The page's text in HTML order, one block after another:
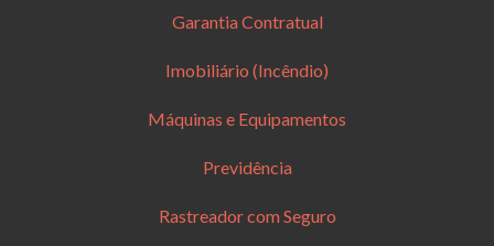
Garantia Contratual
Imobiliário (Incêndio)
Máquinas e Equipamentos
Previdência
Rastreador com Seguro